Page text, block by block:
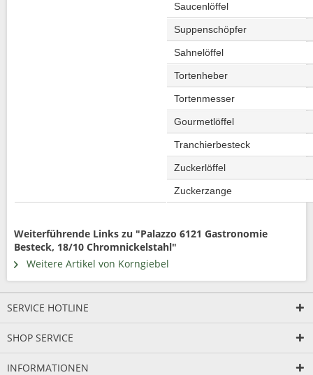
Saucenlöffel
Suppenschöpfer
Sahnelöffel
Tortenheber
Tortenmesser
Gourmetlöffel
Tranchierbesteck
Zuckerlöffel
Zuckerzange
Weiterführende Links zu "Palazzo 6121 Gastronomie
Besteck, 18/10 Chromnickelstahl"
Weitere Artikel von Korngiebel
SERVICE HOTLINE
SHOP SERVICE
INFORMATIONEN